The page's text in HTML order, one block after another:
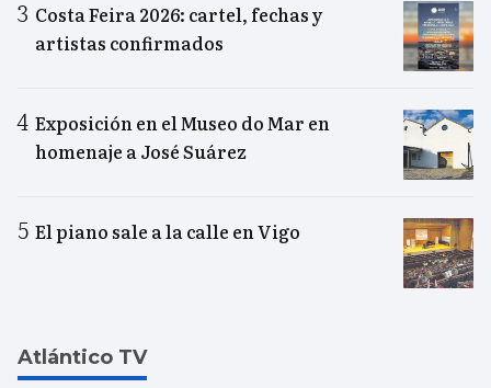
Costa Feira 2026: cartel, fechas y
artistas confirmados
Exposición en el Museo do Mar en
homenaje a José Suárez
El piano sale a la calle en Vigo
Atlántico TV